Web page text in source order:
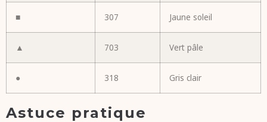
■ 307 Jaune soleil
▲ 703 Vert pâle
● 318 Gris clair
Astuce pratique